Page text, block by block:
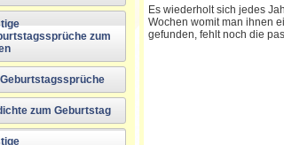
zum
zum Geburtstag
Es wiederholt sich jedes
Wochen womit man ihnen
gefunden, fehlt noch die